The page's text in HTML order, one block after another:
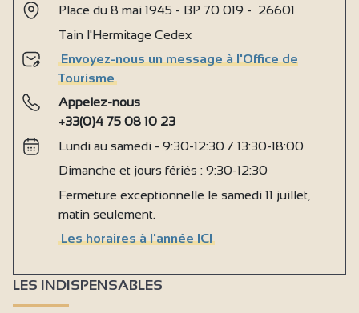
Place du 8 mai 1945 - BP 70 019 - 26601
Tain l'Hermitage Cedex
Envoyez-nous un message à l'Office de
Tourisme
Appelez-nous
+33(0)4 75 08 10 23
Lundi au samedi - 9:30-12:30 / 13:30-18:00
Dimanche et jours fériés : 9:30-12:30
Fermeture exceptionnelle le samedi 11 juillet,
matin seulement.
Les horaires à l'année ICI
LES INDISPENSABLES